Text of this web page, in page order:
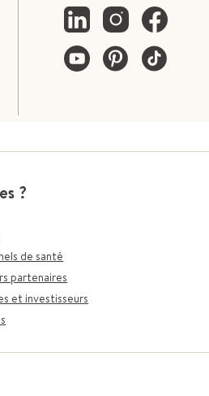
?
de santé
partenaires
et investisseurs